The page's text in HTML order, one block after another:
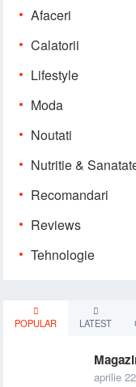
Afaceri
Calatorii
Lifestyle
Moda
Noutati
Nutritie &
Recomandari
Reviews
Tehnologie
POPULAR LATEST
aprilie